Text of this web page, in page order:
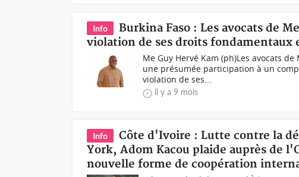
Info
Burkina Faso : Les avocats de
violation de ses droits fondamentaux
Me Guy Hervé Kam (ph)Les avocats
une présumée participation à un
violation de ses...
il y a 9 mois
Info
Côte d'Ivoire : Lutte contre la
York, Adom Kacou plaide auprès de
nouvelle forme de coopération